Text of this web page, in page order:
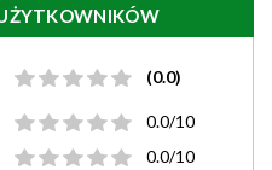
(0.0)
0.0/10
0.0/10